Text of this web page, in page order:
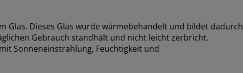
Glas. Dieses Glas wurde wärmebehandelt und bildet dadurch
Gebrauch standhält und nicht leicht zerbricht.
Sonneneinstrahlung, Feuchtigkeit und